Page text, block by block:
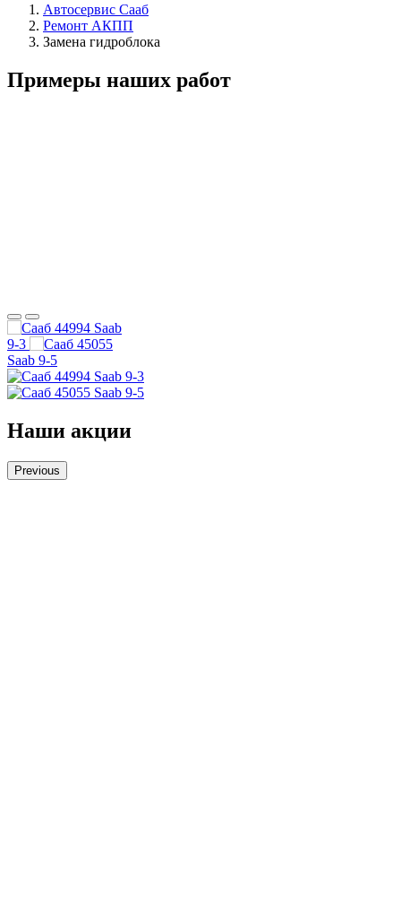
Автосервис Сааб
Ремонт АКПП
Замена гидроблока
Примеры наших работ
Saab
9-3
Saab 9-5
Saab 9-3
Saab 9-5
Наши акции
Previous